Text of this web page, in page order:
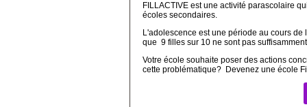
FILLACTIVE est une activité parascolaire
écoles secondaires.
L'adolescence est une période au cours de
que 9 filles sur 10 ne sont pas
Votre école souhaite poser des actions
cette problématique? Devenez une école